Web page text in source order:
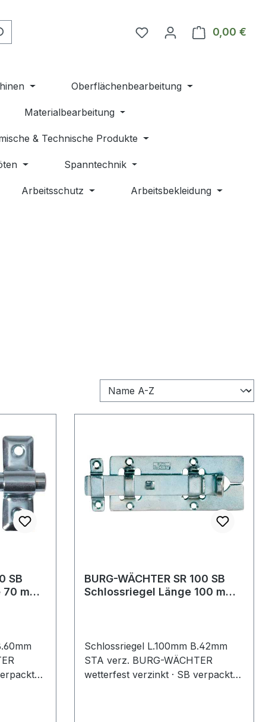
Du hast 0 Produkte auf
0,00 €
Oberflächenbearbeitung
Materialbearbeitung
& Technische Produkte
Spanntechnik
Arbeitsschutz Arbeitsbekleidung
SB
BURG-WÄCHTER SR 100 SB
Schlossriegel Länge 100 mm
Schlossriegel L.100mm B.42mm
STA verz. BURG-WÄCHTER
wetterfest verzinkt · SB verpackt